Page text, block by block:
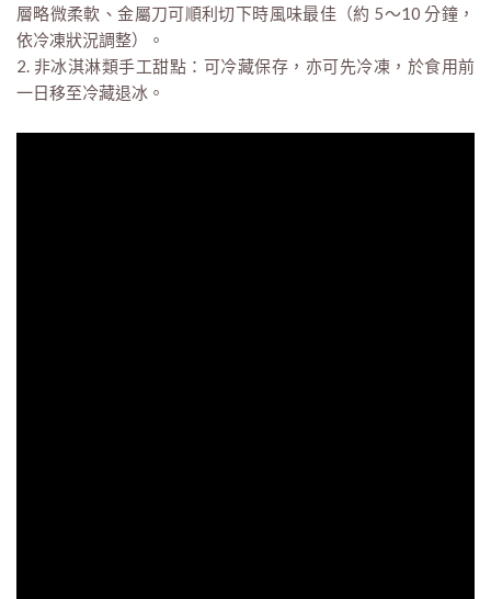
層略微柔軟、金屬刀可順利切下時風味最佳（約 5～10 分鐘，
依冷凍狀況調整）。
2. 非冰淇淋類手工甜點：可冷藏保存，亦可先冷凍，於食用前
一日移至冷藏退冰。